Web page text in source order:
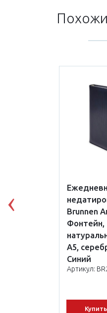
Brunnen
Фонтейн,
А5,
Синий
Артикул:
Купить